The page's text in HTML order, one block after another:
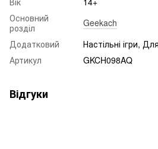
Основний
розділ
Geekach
Додатковий
Настільні ігри,
Артикул
GKCH098AQ
Відгуки